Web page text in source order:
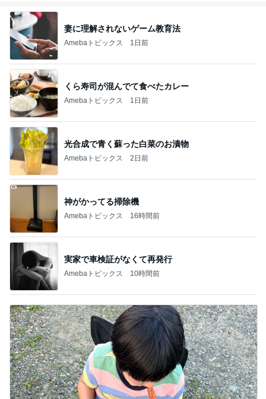
妻に理解されないゲーム教育法
Amebaトピックス 1日前
くら寿司が混んでて食べたカレー
Amebaトピックス 1日前
光合成で青く蘇った白菜のお漬物
Amebaトピックス 2日前
神がかってる掃除機
Amebaトピックス 16時間前
実家で車検証がなくて再発行
Amebaトピックス 10時間前